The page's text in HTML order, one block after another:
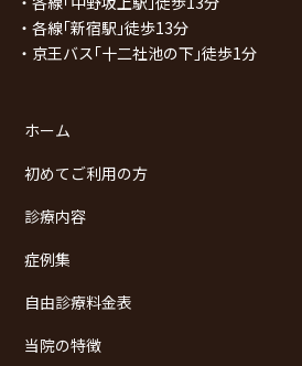
・各線｢新宿駅｣徒歩13分
・京王バス｢十二社池の下｣徒歩1分
ホーム
初めてご利用の方
診療内容
症例集
自由診療料金表
当院の特徴